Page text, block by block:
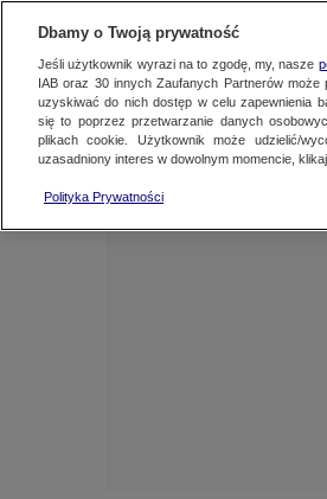
Dbamy o Twoją prywatność
Jeśli użytkownik wyrazi na to zgodę, my, nasze
IAB oraz 30innych Zaufanych Partnerów może
uzyskiwać do nich dostęp w celu zapewnienia
się to poprzez przetwarzanie danych
plikach cookie. Użytkownik może udzielić/
uzasadniony interes w dowolnym momencie,
Polityka Prywatności